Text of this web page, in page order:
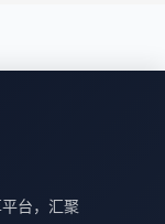
台，汇聚